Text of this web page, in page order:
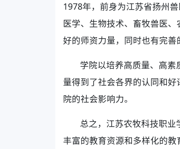
1978年，前身为江苏省扬州
医学、生物技术、畜牧兽医
好的师资力量，同时也有完善
学院以培养高质量、高
量得到了社会各界的认同和
院的社会影响力。
总之，江苏农牧科技职
丰富的教育资源和多样化的教